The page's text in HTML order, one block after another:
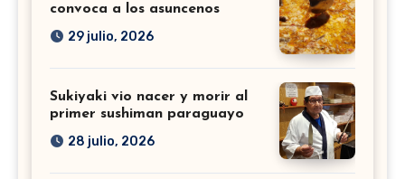
convoca a los asuncenos
29 julio, 2026
Sukiyaki vio nacer y morir al
primer sushiman paraguayo
28 julio, 2026